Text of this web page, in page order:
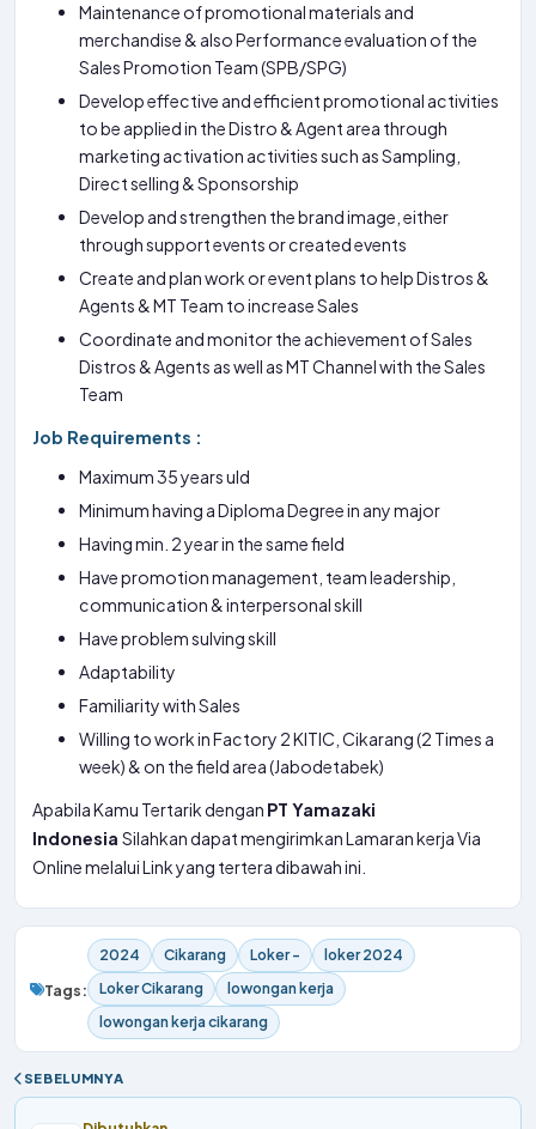
Maintenance of promotional materials and
merchandise & also Performance evaluation of the
Sales Promotion Team (SPB/SPG)
Develop effective and efficient promotional activities
to be applied in the Distro & Agent area through
marketing activation activities such as Sampling,
Direct selling & Sponsorship
Develop and strengthen the brand image, either
through support events or created events
Create and plan work or event plans to help Distros &
Agents & MT Team to increase Sales
Coordinate and monitor the achievement of Sales
Distros & Agents as well as MT Channel with the Sales
Team
Job Requirements :
Maximum 35 years uld
Minimum having a Diploma Degree in any major
Having min. 2 year in the same field
Have promotion management, team leadership,
communication & interpersonal skill
Have problem sulving skill
Adaptability
Familiarity with Sales
Willing to work in Factory 2 KITIC, Cikarang (2 Times a
week) & on the field area (Jabodetabek)
Apabila Kamu Tertarik dengan PT Yamazaki
Indonesia Silahkan dapat mengirimkan Lamaran kerja Via
Online melalui Link yang tertera dibawah ini.
Tags:
2024 Cikarang Loker -
loker 2024
Loker Cikarang
lowongan kerja
lowongan kerja cikarang
SEBELUMNYA